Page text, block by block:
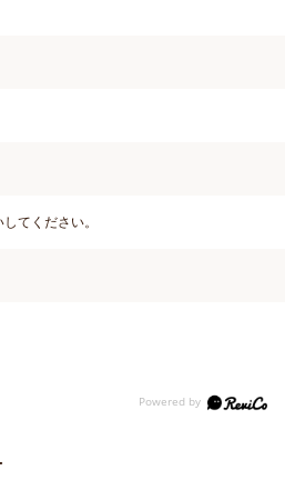
てください。